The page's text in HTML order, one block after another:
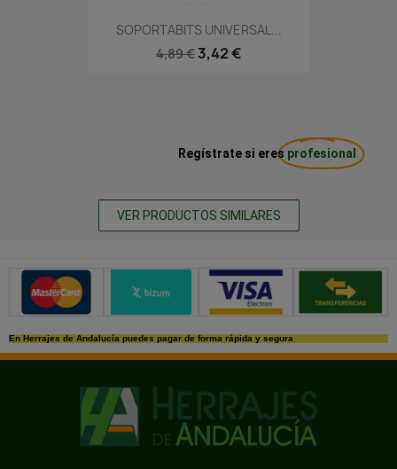
SOPORTABITS UNIVERSAL...
4,89 € 3,42 €
Regístrate si eres profesional
VER PRODUCTOS SIMILARES
Métodos de pago seguros
En Herrajes de Andalucía puedes pagar de forma rápida y segura